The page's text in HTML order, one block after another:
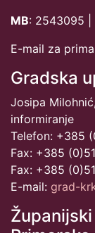
MB: 2543095 |
E-mail za
Gradska
Josipa
informiranje
Telefon: +385
Fax: +385
Fax: +385
E-mail: grad-